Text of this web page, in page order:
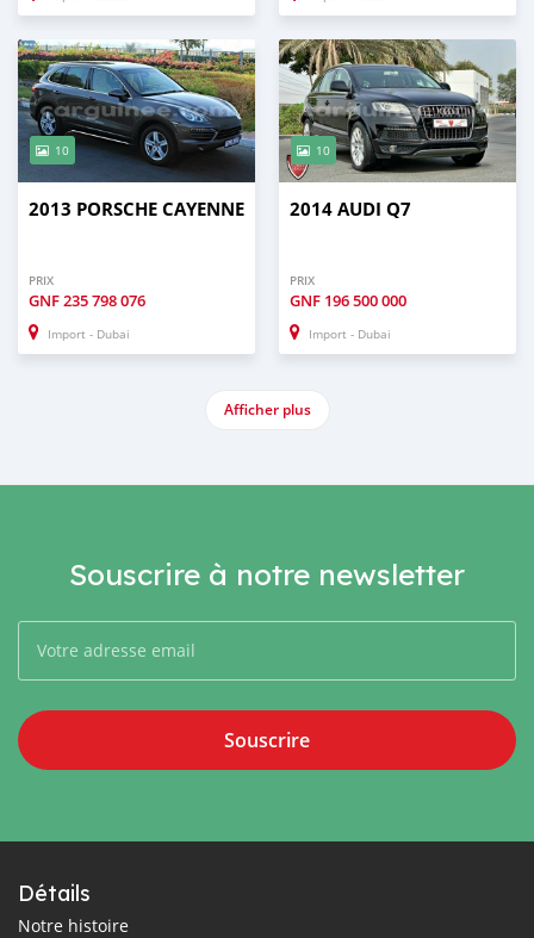
10
2013 PORSCHE CAYENNE
PRIX
GNF235 798 076
Import - Dubai
10
2014 AUDI Q7
PRIX
GNF 196 500 000
Import - Dubai
Afficher plus
Souscrire à notre newsletter
Souscrire
Détails
Notre histoire